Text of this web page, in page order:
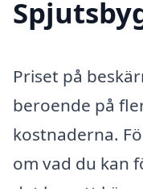
Priset på
beroende på
kostnaderna.
om vad du kan